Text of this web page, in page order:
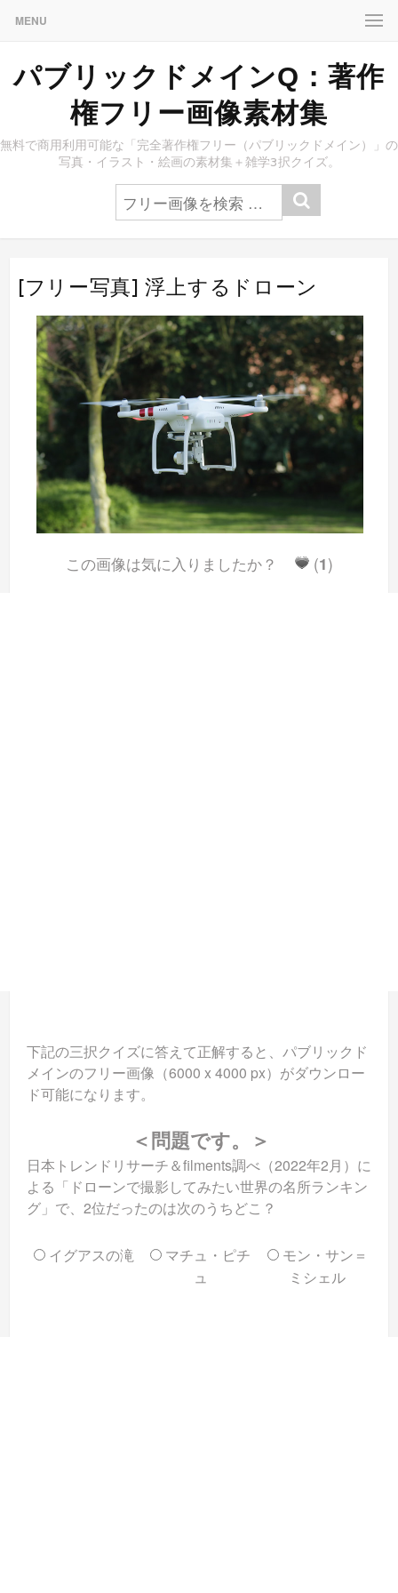
MENU
パブリックドメインQ：著作
権フリー画像素材集
無料で商用利用可能な「完全著作権フリー（パブリックドメイン）」の
写真・イラスト・絵画の素材集＋雑学3択クイズ。
[フリー写真] 浮上するドローン
この画像は気に入りましたか？ (1)
下記の三択クイズに答えて正解すると、パブリックド
メインのフリー画像（6000 x 4000 px）がダウンロー
ド可能になります。
＜問題です。＞
日本トレンドリサーチ＆filments調べ（2022年2月）に
よる「ドローンで撮影してみたい世界の名所ランキン
グ」で、2位だったのは次のうちどこ？
イグアスの滝
マチュ・ピチ
ュ
モン・サン＝
ミシェル